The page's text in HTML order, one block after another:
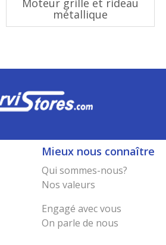
Moteur grille et rideau
métallique
Mieux nous connaître
Qui sommes-nous?
Nos valeurs
Engagé avec vous
On parle de nous